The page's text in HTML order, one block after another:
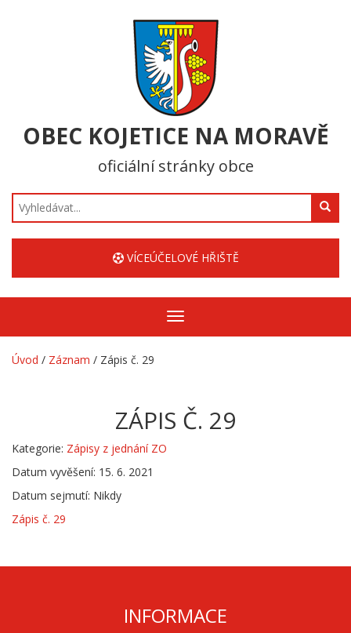
OBEC KOJETICE NA MORAVĚ
oficiální stránky obce
Hledat
VÍCEÚČELOVÉ HŘIŠTĚ
Zobrazit/skrýt
navigaci
Úvod / Záznam / Zápis č. 29
ZÁPIS Č. 29
Kategorie: Zápisy z jednání ZO
Datum vyvěšení: 15. 6. 2021
Datum sejmutí: Nikdy
Zápis č. 29
INFORMACE